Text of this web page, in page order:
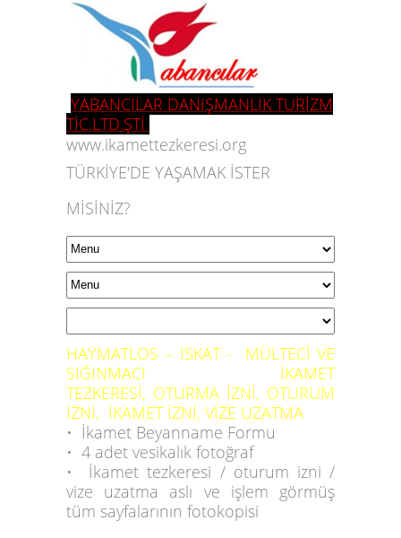
YABANCILAR DANIŞMANLIK TURİZM
TİC.LTD.ŞTİ
www.ikamettezkeresi.org
TÜRKİYE'DE YAŞAMAK İSTER
MİSİNİZ?
HAYMATLOS – ISKAT - MÜLTECİ VE
SIĞINMACI İKAMET
TEZKERESİ, OTURMA İZNİ, OTURUM
İZNİ, İKAMET İZNİ, VİZE UZATMA
• İkamet Beyanname Formu
• 4 adet vesikalık fotoğraf
• İkamet tezkeresi / oturum izni /
vize uzatma aslı ve işlem görmüş
tüm sayfalarının fotokopisi